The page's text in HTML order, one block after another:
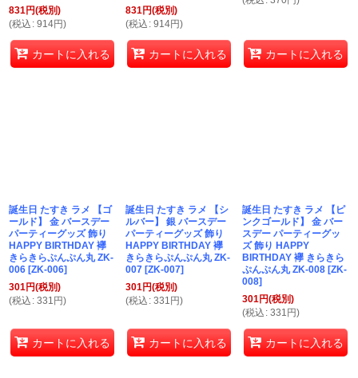
831円(税別)
(税込 : 914円)
カートに入れる
831円(税別)
(税込 : 914円)
カートに入れる カートに入れる
誕生日 たすき ラメ 【ゴ
ールド】 金 バースデー
パーティーグッズ 飾り
HAPPY BIRTHDAY 襷
きらきらぷんぷん丸 ZK-
006 [ZK-006]
301円(税別)
(税込 : 331 円)
カートに入れる
誕生日 たすき ラメ 【シ
ルバー】 銀 バースデー
パーティーグッズ 飾り
HAPPY BIRTHDAY 襷
きらきらぷんぷん丸 ZK-
007 [ZK-007]
301円(税別)
(税込 : 331 円)
カートに入れる
誕生日 たすき ラメ 【ピ
ンクゴールド】 金 バー
スデー パーティーグッ
ズ 飾り HAPPY
BIRTHDAY 襷 きらきら
ぷんぷん丸 ZK-008 [ZK-
008]
301円(税別)
(税込 : 331 円)
カートに入れる